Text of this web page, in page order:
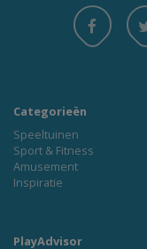
Categorieën
Speeltuinen
Sport & Fitness
Amusement
Inspiratie
PlayAdvisor